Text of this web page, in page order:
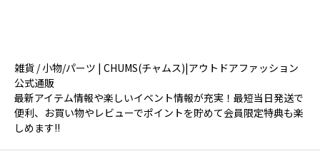
雑貨 / 小物/パーツ | CHUMS(チャムス)|アウトドアファッション
公式通販
最新アイテム情報や楽しいイベント情報が充実！最短当日発送で
便利、お買い物やレビューでポイントを貯めて会員限定特典も楽
しめます!!